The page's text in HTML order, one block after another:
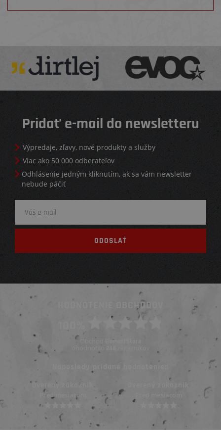
Pridať e-mail do newsletteru
Výpredaje, zľavy, nové produkty a služby
Viac ako 50 000 odberateľov
Odhlásenie jedným kliknutím, ak sa vám newsletter
nebude páčiť
HODNOTENIE OBCHODOV
Obchod ElementStore
ohodnotilo
Naposledy pridané hodnotenie::
Overený zákazník
Pred mesiacom